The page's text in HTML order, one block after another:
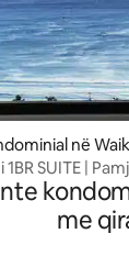
në
1BR SUITE |
me